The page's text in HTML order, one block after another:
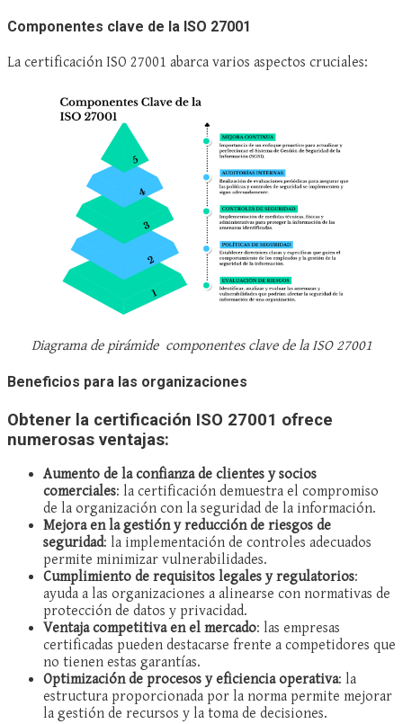
Componentes clave de la ISO 27001
La certificación ISO 27001 abarca varios aspectos cruciales:
Diagrama de pirámide componentes clave de la ISO 27001
Beneficios para las organizaciones
Obtener la certificación ISO 27001 ofrece
numerosas ventajas:
Aumento de la confianza de clientes y socios
comerciales: la certificación demuestra el compromiso
de la organización con la seguridad de la información.
Mejora en la gestión y reducción de riesgos de
seguridad: la implementación de controles adecuados
permite minimizar vulnerabilidades.
Cumplimiento de requisitos legales y regulatorios:
ayuda a las organizaciones a alinearse con normativas de
protección de datos y privacidad.
Ventaja competitiva en el mercado: las empresas
certificadas pueden destacarse frente a competidores que
no tienen estas garantías.
Optimización de procesos y eficiencia operativa: la
estructura proporcionada por la norma permite mejorar
la gestión de recursos y la toma de decisiones.